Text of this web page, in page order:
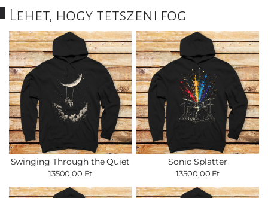
Lehet, hogy tetszeni fog
Swinging Through the Quiet
13500,00 Ft
Sonic Splatter
13500,00 Ft